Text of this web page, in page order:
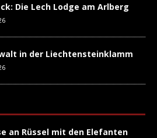
Die Lech Lodge am Arlberg
in der Liechtensteinklamm
an Rüssel mit den Elefanten